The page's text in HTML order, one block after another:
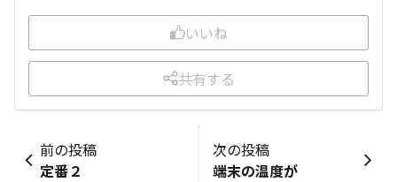
いいね
共有する
前の投稿
定番２
次の投稿
端末の温度が